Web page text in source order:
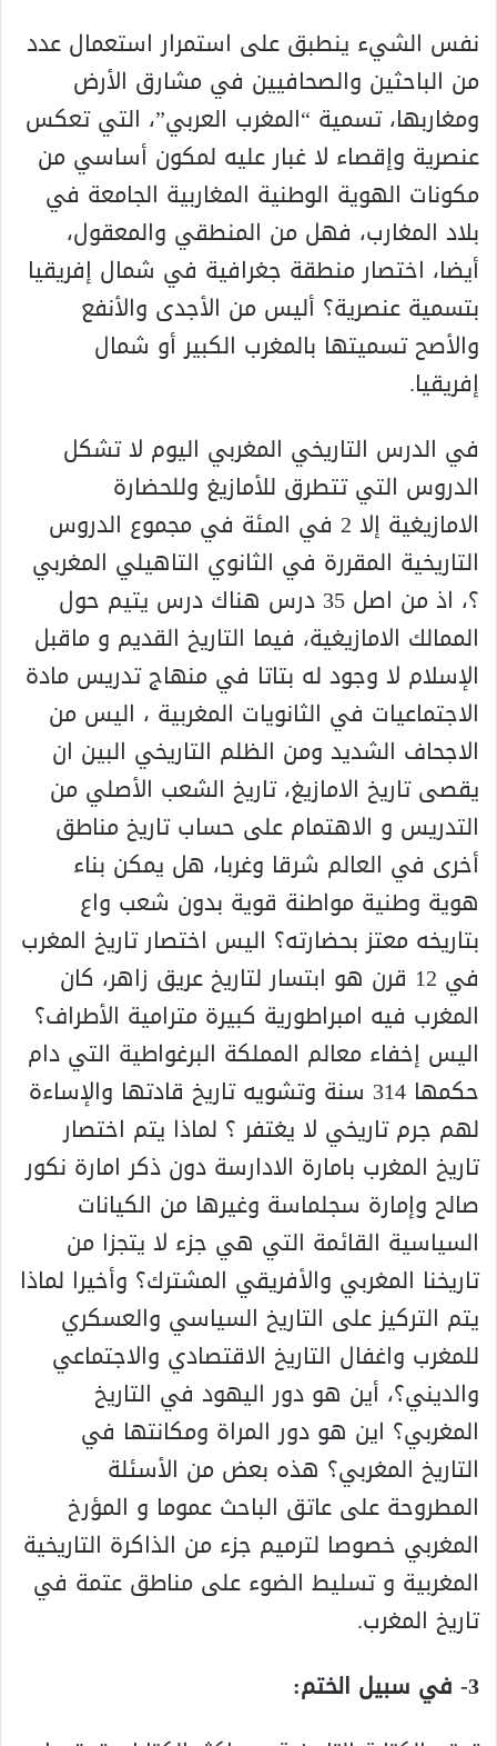
نفس الشيء ينطبق على استمرار استعمال عدد
من الباحثين والصحافيين في مشارق الأرض
ومغاربها، تسمية “المغرب العربي”، التي تعكس
عنصرية وإقصاء لا غبار عليه لمكون أساسي من
مكونات الهوية الوطنية المغاربية الجامعة في
بلاد المغارب، فهل من المنطقي والمعقول،
أيضا، اختصار منطقة جغرافية في شمال إفريقيا
بتسمية عنصرية؟ أليس من الأجدى والأنفع
والأصح تسميتها بالمغرب الكبير أو شمال
إفريقيا.
في الدرس التاريخي المغربي اليوم لا تشكل
الدروس التي تتطرق للأمازيغ وللحضارة
الامازيغية إلا 2 في المئة في مجموع الدروس
التاريخية المقررة في الثانوي التاهيلي المغربي
؟، اذ من اصل 35 درس هناك درس يتيم حول
الممالك الامازيغية، فيما التاريخ القديم و ماقبل
الإسلام لا وجود له بتاتا في منهاج تدريس مادة
الاجتماعيات في الثانويات المغربية ، اليس من
الاجحاف الشديد ومن الظلم التاريخي البين ان
يقصى تاريخ الامازيغ، تاريخ الشعب الأصلي من
التدريس و الاهتمام على حساب تاريخ مناطق
أخرى في العالم شرقا وغربا، هل يمكن بناء
هوية وطنية مواطنة قوية بدون شعب واع
بتاريخه معتز بحضارته؟ اليس اختصار تاريخ المغرب
في 12 قرن هو ابتسار لتاريخ عريق زاهر، كان
المغرب فيه امبراطورية كبيرة مترامية الأطراف؟
اليس إخفاء معالم المملكة البرغواطية التي دام
حكمها 314 سنة وتشويه تاريخ قادتها والإساءة
لهم جرم تاريخي لا يغتفر ؟ لماذا يتم اختصار
تاريخ المغرب بامارة الادارسة دون ذكر امارة نكور
صالح وإمارة سجلماسة وغيرها من الكيانات
السياسية القائمة التي هي جزء لا يتجزا من
تاريخنا المغربي والأفريقي المشترك؟ وأخيرا لماذا
يتم التركيز على التاريخ السياسي والعسكري
للمغرب واغفال التاريخ الاقتصادي والاجتماعي
والديني؟، أين هو دور اليهود في التاريخ
المغربي؟ اين هو دور المراة ومكانتها في
التاريخ المغربي؟ هذه بعض من الأسئلة
المطروحة على عاتق الباحث عموما و المؤرخ
المغربي خصوصا لترميم جزء من الذاكرة التاريخية
المغربية و تسليط الضوء على مناطق عتمة في
تاريخ المغرب.
3- في سبيل الختم: